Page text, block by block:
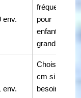
env.
fréquente
pour
enfant plus
grand.
env.
Choisir 21
cm si
besoin de